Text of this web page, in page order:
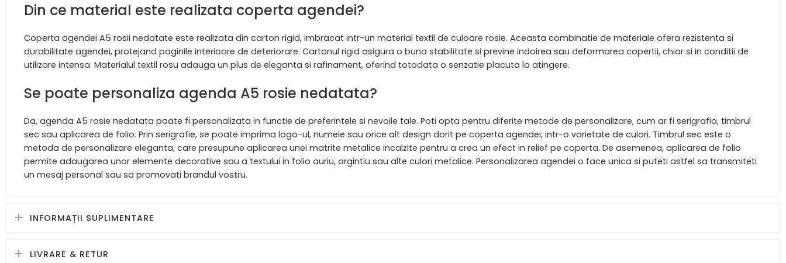
Din ce material este realizata coperta agendei?
Coperta agendei A5 rosii nedatate este realizata din carton rigid, imbracat intr-un material textil de culoare rosie. Aceasta combinatie de materiale ofera rezistenta si
durabilitate agendei, protejand paginile interioare de deteriorare. Cartonul rigid asigura o buna stabilitate si previne indoirea sau deformarea copertii, chiar si in conditii de
utilizare intensa. Materialul textil rosu adauga un plus de eleganta si rafinament, oferind totodata o senzatie placuta la atingere.
Se poate personaliza agenda A5 rosie nedatata?
Da, agenda A5 rosie nedatata poate fi personalizata in functie de preferintele si nevoile tale. Poti opta pentru diferite metode de personalizare, cum ar fi serigrafia, timbrul
sec sau aplicarea de folio. Prin serigrafie, se poate imprima logo-ul, numele sau orice alt design dorit pe coperta agendei, intr-o varietate de culori. Timbrul sec este o
metoda de personalizare eleganta, care presupune aplicarea unei matrite metalice incalzite pentru a crea un efect in relief pe coperta. De asemenea, aplicarea de folio
permite adaugarea unor elemente decorative sau a textului in folio auriu, argintiu sau alte culori metalice. Personalizarea agendei o face unica si puteti astfel sa transmiteti
un mesaj personal sau sa promovati brandul vostru.
INFORMAȚII SUPLIMENTARE
LIVRARE & RETUR